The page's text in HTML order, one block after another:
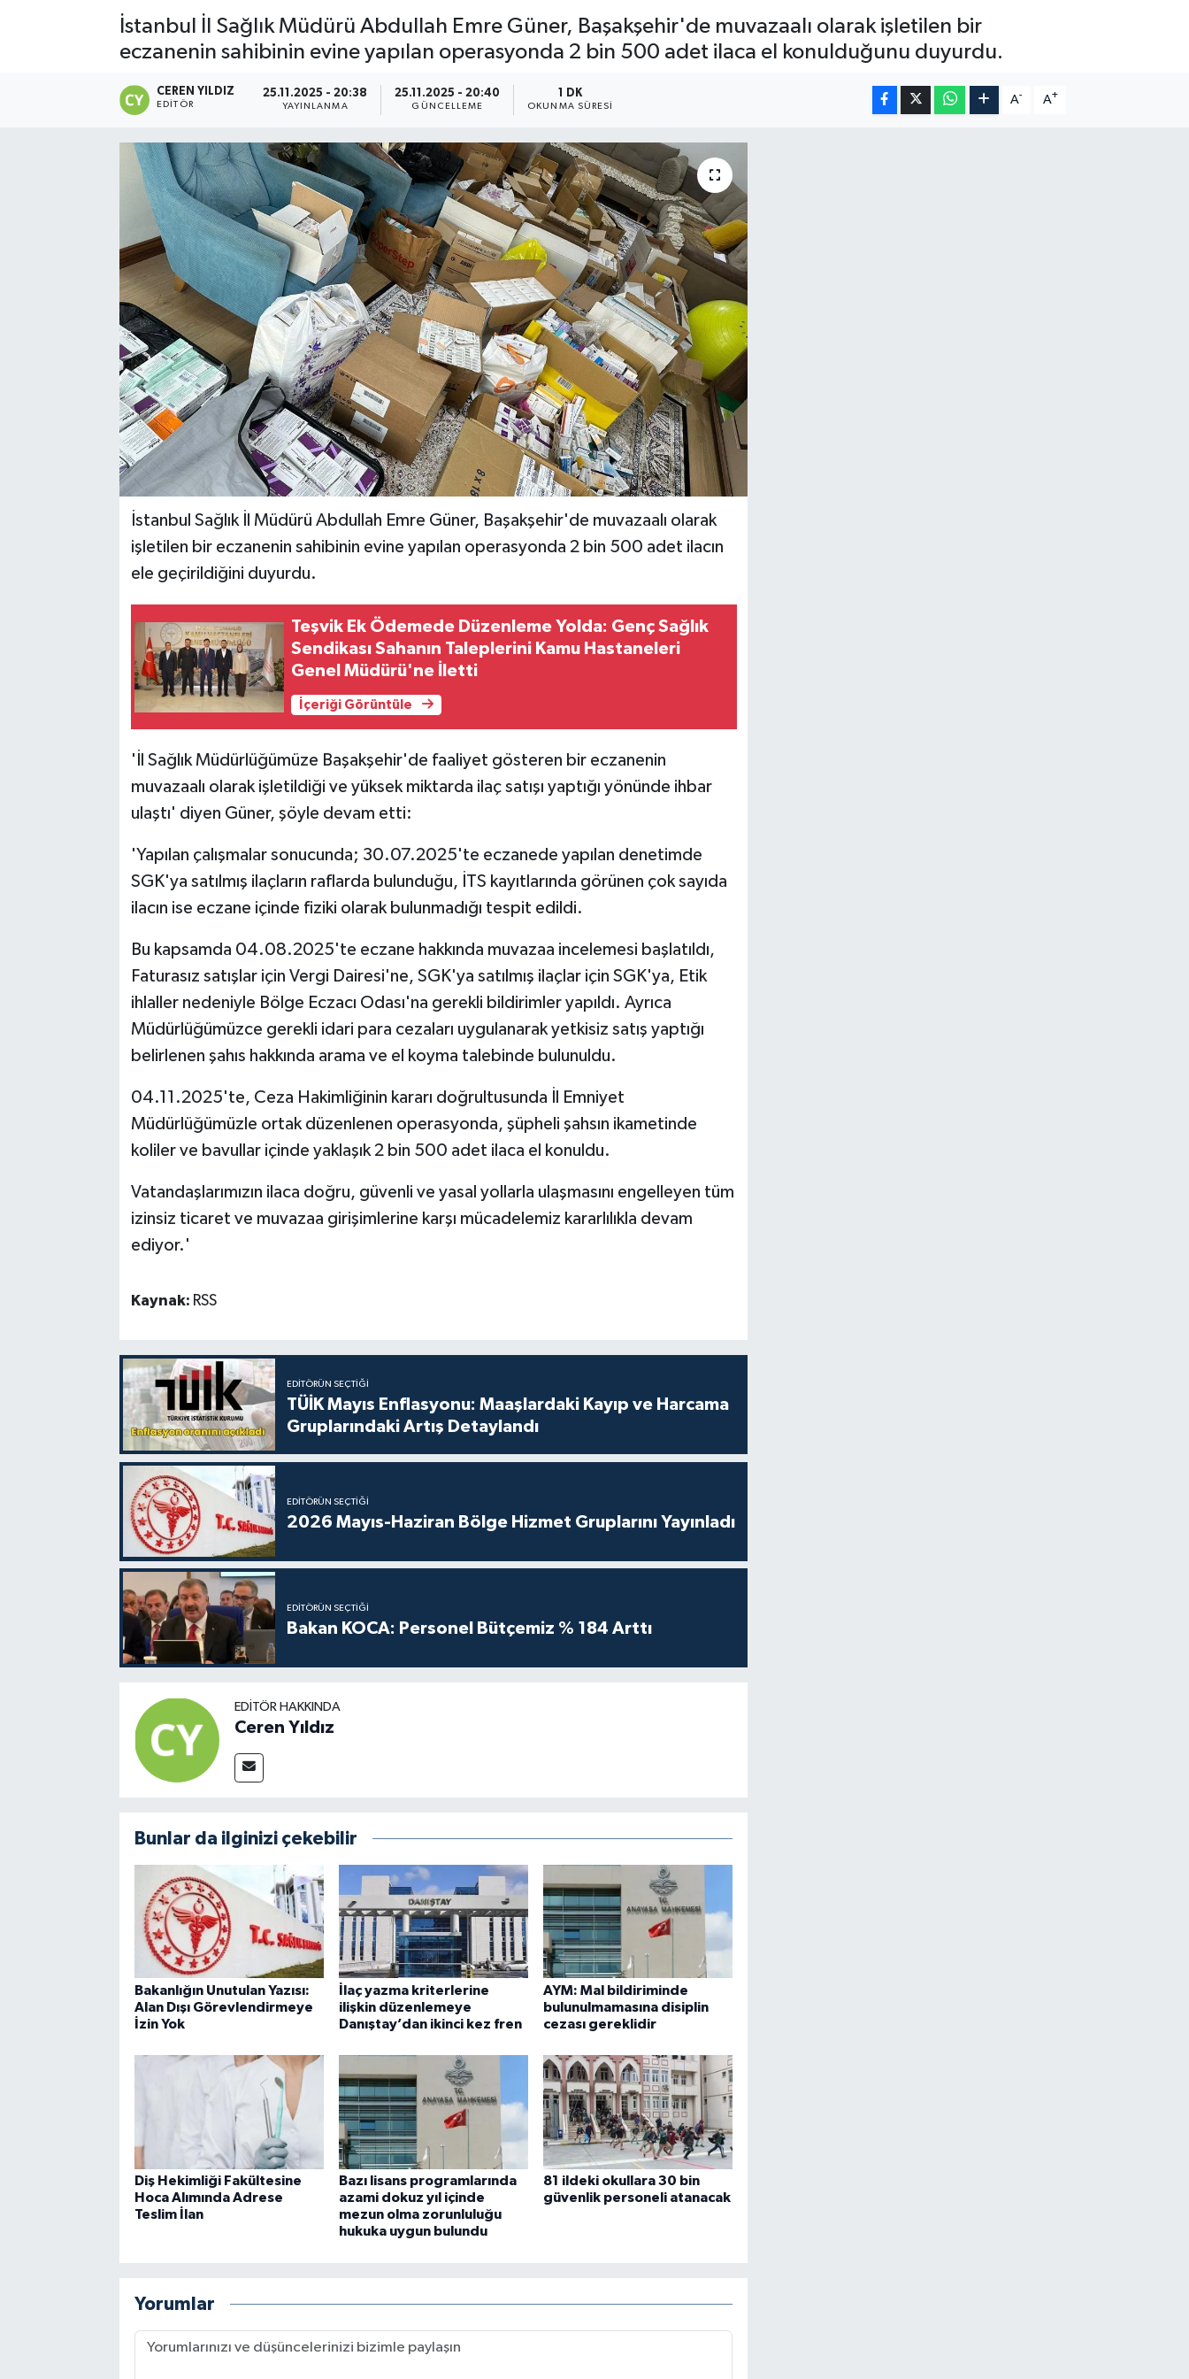
İstanbul İl Sağlık Müdürü Abdullah Emre Güner, Başakşehir'de muvazaalı olarak işletilen bir
eczanenin sahibinin evine yapılan operasyonda 2 bin 500 adet ilaca el konulduğunu duyurdu.
CEREN YILDIZ
EDITÖR
25.11.2025 - 20:38
YAYINLANMA
25.11.2025 - 20:40
GÜNCELLEME
1 DK
OKUNMA SÜRESI
A- A+
İstanbul Sağlık İl Müdürü Abdullah Emre Güner, Başakşehir'de muvazaalı olarak
işletilen bir eczanenin sahibinin evine yapılan operasyonda 2 bin 500 adet ilacın
ele geçirildiğini duyurdu.
Teşvik Ek Ödemede Düzenleme Yolda: Genç Sağlık
Sendikası Sahanın Taleplerini Kamu Hastaneleri
Genel Müdürü'ne İletti
İçeriği Görüntüle
'İl Sağlık Müdürlüğümüze Başakşehir'de faaliyet gösteren bir eczanenin
muvazaalı olarak işletildiği ve yüksek miktarda ilaç satışı yaptığı yönünde ihbar
ulaştı' diyen Güner, şöyle devam etti:
'Yapılan çalışmalar sonucunda; 30.07.2025'te eczanede yapılan denetimde
SGK'ya satılmış ilaçların raflarda bulunduğu, İTS kayıtlarında görünen çok sayıda
ilacın ise eczane içinde fiziki olarak bulunmadığı tespit edildi.
Bu kapsamda 04.08.2025'te eczane hakkında muvazaa incelemesi başlatıldı,
Faturasız satışlar için Vergi Dairesi'ne, SGK'ya satılmış ilaçlar için SGK'ya, Etik
ihlaller nedeniyle Bölge Eczacı Odası'na gerekli bildirimler yapıldı. Ayrıca
Müdürlüğümüzce gerekli idari para cezaları uygulanarak yetkisiz satış yaptığı
belirlenen şahıs hakkında arama ve el koyma talebinde bulunuldu.
04.11.2025'te, Ceza Hakimliğinin kararı doğrultusunda İl Emniyet
Müdürlüğümüzle ortak düzenlenen operasyonda, şüpheli şahsın ikametinde
koliler ve bavullar içinde yaklaşık 2 bin 500 adet ilaca el konuldu.
Vatandaşlarımızın ilaca doğru, güvenli ve yasal yollarla ulaşmasını engelleyen tüm
izinsiz ticaret ve muvazaa girişimlerine karşı mücadelemiz kararlılıkla devam
ediyor.'
Kaynak: RSS
EDITÖRÜN SEÇTIĞI
TÜİK Mayıs Enflasyonu: Maaşlardaki Kayıp ve Harcama
Gruplarındaki Artış Detaylandı
EDITÖRÜN SEÇTIĞI
2026 Mayıs-Haziran Bölge Hizmet Gruplarını Yayınladı
EDITÖRÜN SEÇTIĞI
Bakan KOCA: Personel Bütçemiz % 184 Arttı
EDITÖR HAKKINDA
Ceren Yıldız
Bunlar da ilginizi çekebilir
Bakanlığın Unutulan Yazısı:
Alan Dışı Görevlendirmeye
İzin Yok
İlaç yazma kriterlerine
ilişkin düzenlemeye
Danıştay’dan ikinci kez fren
AYM: Mal bildiriminde
bulunulmamasına disiplin
cezası gereklidir
Diş Hekimliği Fakültesine
Hoca Alımında Adrese
Teslim İlan
Bazı lisans programlarında
azami dokuz yıl içinde
mezun olma zorunluluğu
hukuka uygun bulundu
81 ildeki okullara 30 bin
güvenlik personeli atanacak
Yorumlar